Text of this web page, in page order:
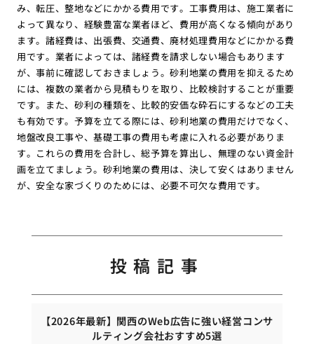
み、転圧、整地などにかかる費用です。工事費用は、施工業者に
よって異なり、経験豊富な業者ほど、費用が高くなる傾向があり
ます。諸経費は、出張費、交通費、廃材処理費用などにかかる費
用です。業者によっては、諸経費を請求しない場合もあります
が、事前に確認しておきましょう。砂利地業の費用を抑えるため
には、複数の業者から見積もりを取り、比較検討することが重要
です。また、砂利の種類を、比較的安価な砕石にするなどの工夫
も有効です。予算を立てる際には、砂利地業の費用だけでなく、
地盤改良工事や、基礎工事の費用も考慮に入れる必要がありま
す。これらの費用を合計し、総予算を算出し、無理のない資金計
画を立てましょう。砂利地業の費用は、決して安くはありません
が、安全な家づくりのためには、必要不可欠な費用です。
投稿記事
【2026年最新】関西のWeb広告に強い経営コンサ
ルティング会社おすすめ5選